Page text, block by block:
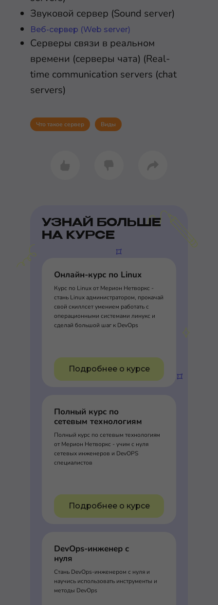
Звуковой сервер (Sound server)
Веб-сервер (Web server)
Серверы связи в реальном
времени (серверы чата) (Real-
time communication servers (chat
servers)
Что такое сервер Виды
УЗНАЙ БОЛЬШЕ
НА КУРСЕ
Онлайн-курс по Linux
Курс по Linux от Мерион Нетворкс -
стань Linux администратором, прокачай
свой скиллсет умением работать с
операционными системами линукс и
сделай большой шаг к DevOps
Подробнее о курсе
Полный курс по
сетевым технологиям
Полный курс по сетевым технологиям
от Мерион Нетворкс - учим с нуля
сетевых инженеров и DevOPS
специалистов
Подробнее о курсе
DevOps-инженер с
нуля
Стань DevOps-инженером с нуля и
научись использовать инструменты и
методы DevOps